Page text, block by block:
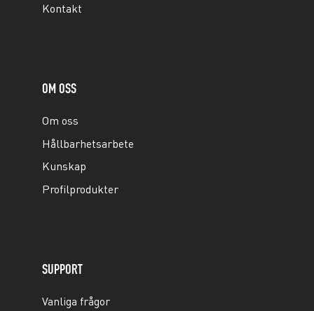
Kontakt
OM OSS
Om oss
Hållbarhetsarbete
Kunskap
Profilprodukter
SUPPORT
Vanliga frågor